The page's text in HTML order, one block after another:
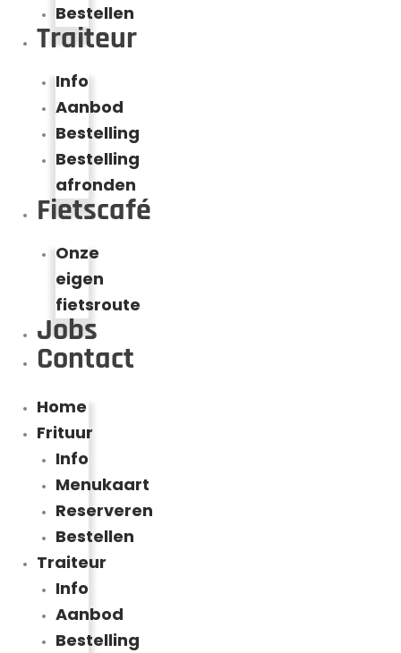
Bestellen
Traiteur
Info
Aanbod
Bestelling
Bestelling
afronden
Fietscafé
Onze
eigen
fietsroute
Jobs
Contact
Home
Frituur
Info
Menukaart
Reserveren
Bestellen
Traiteur
Info
Aanbod
Bestelling